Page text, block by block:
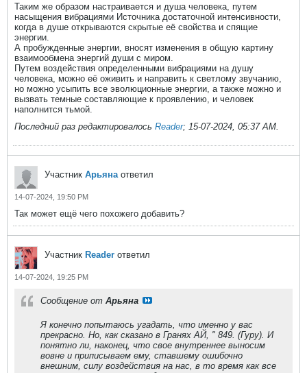
Таким же образом настраивается и душа человека, путем
насыщения вибрациями Источника достаточной интенсивности,
когда в душе открываются скрытые её свойства и спящие
энергии.
А пробужденные энергии, вносят изменения в общую картину
взаимообмена энергий души с миром.
Путем воздействия определенными вибрациями на душу
человека, можно её оживить и направить к светлому звучанию,
но можно усыпить все эволюционные энергии, а также можно и
вызвать темные составляющие к проявлению, и человек
наполнится тьмой.
Последний раз редактировалось Reader; 15-07-2024, 05:37 AM
Участник Арьяна ответил
14-07-2024, 19:50 PM
Так может ещё чего похожего добавить?
Участник Reader ответил
14-07-2024, 19:25 PM
Сообщение от Арьяна
Я конечно попытаюсь угадать, что именно у вас
прекрасно. Но, как сказано в Гранях АЙ, " 849. (Гуру). И
понятно ли, наконец, что свое внутреннее выносим
вовне и приписываем ему, ставшему ошибочно
внешним, силу воздействия на нас, в то время как все